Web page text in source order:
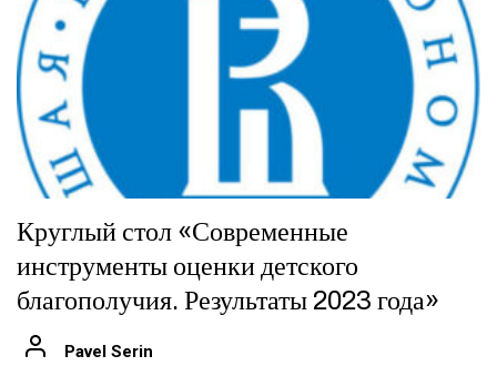
Круглый стол «Современные
инструменты оценки детского
благополучия. Результаты 2023 года»
Pavel Serin